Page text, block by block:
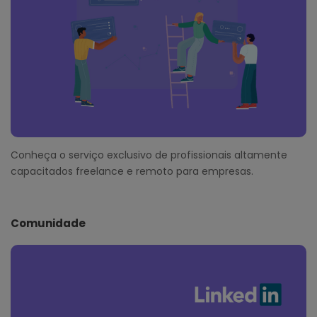
Conheça o serviço exclusivo de profissionais altamente
capacitados freelance e remoto para empresas.
Comunidade